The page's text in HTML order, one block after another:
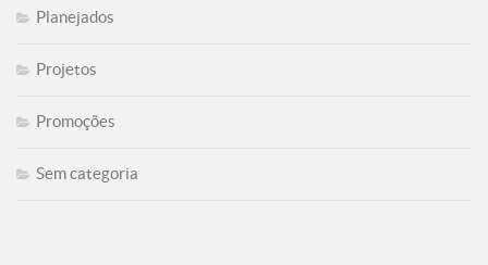
Planejados
Projetos
Promoções
Sem categoria